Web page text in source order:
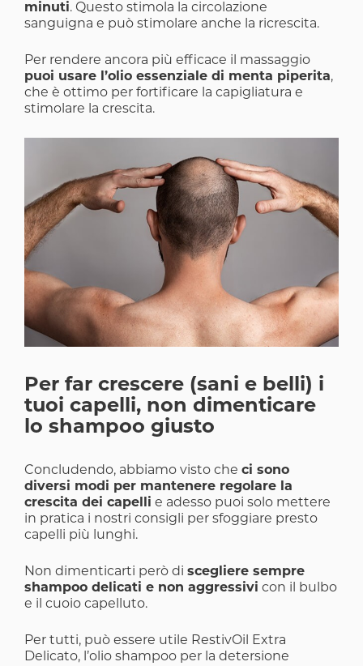
minuti. Questo stimola la circolazione
sanguigna e può stimolare anche la ricrescita.
Per rendere ancora più efficace il massaggio
puoi usare l’olio essenziale di menta piperita,
che è ottimo per fortificare la capigliatura e
stimolare la crescita.
Per far crescere (sani e belli) i
tuoi capelli, non dimenticare
lo shampoo giusto
Concludendo, abbiamo visto che ci sono
diversi modi per mantenere regolare la
crescita dei capelli e adesso puoi solo mettere
in pratica i nostri consigli per sfoggiare presto
capelli più lunghi.
Non dimenticarti però di scegliere sempre
shampoo delicati e non aggressivi con il bulbo
e il cuoio capelluto.
Per tutti, può essere utile RestivOil Extra
Delicato, l’olio shampoo per la detersione